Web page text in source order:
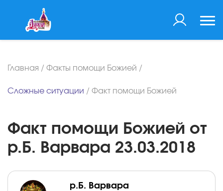
Главная / Факты помощи Божией /
Сложные ситуации / Факт помощи Божией
Факт помощи Божией от
р.Б. Варвара 23.03.2018
р.Б. Варвара